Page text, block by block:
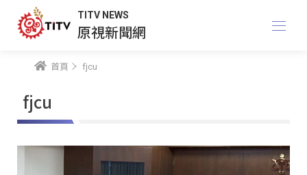
TITV NEWS
原視新聞網
首頁 fjcu
fjcu